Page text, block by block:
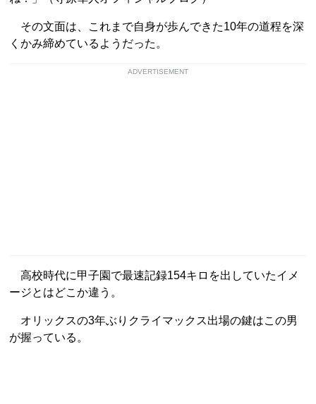
その文面は、これまで自身が歩んできた10年の道程を深
くかみ締めているようだった。
ADVERTISEMENT
高校時代に甲子園で最速記録154キロを出していたイメ
ージとはどこか違う。
オリックスの3年ぶりクライマックス出場の鍵はこの男
が握っている。